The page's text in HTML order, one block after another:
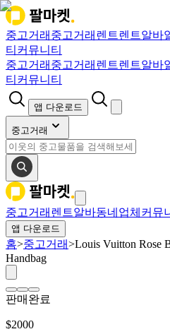
중고거래 중고거래 렌트렌트알바
티 커뮤니티
중고거래 중고거래 렌트렌트알바
티 커뮤니티
앱 다운로드
중고거래
중고거래 렌트알바동네업체 커뮤
앱 다운로드
홈>중고거래>Louis Vuitton Rose
Handbag
판매완료
$2000